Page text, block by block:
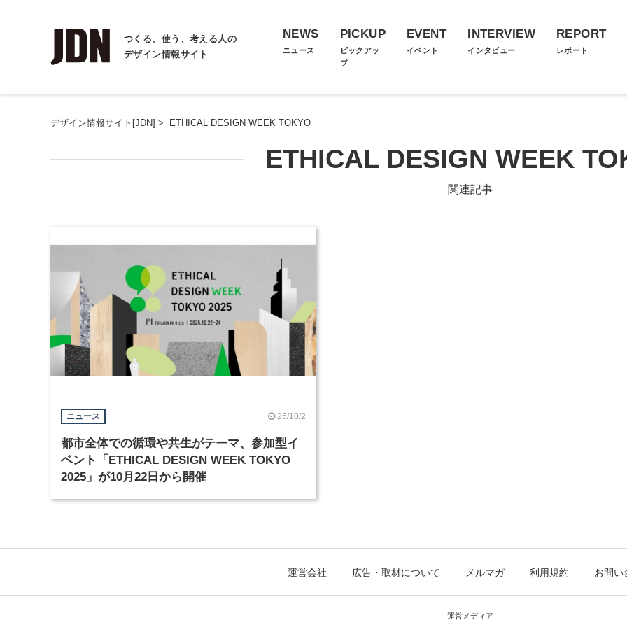
つくる、使う、考える人の
デザイン情報サイト
NEWS
ニュース
PICKUP
ピックアッ
プ
EVENT
イベント
INTERVIEW
インタビュー
REPORT
レポート
デザイン情報サイト[JDN] > ETHICAL DESIGN WEEK TOKYO
ETHICAL DESIGN WEEK
関連記事
ニュース 25/10/2
都市全体での循環や共生がテーマ、参加型イ
ベント「ETHICAL DESIGN WEEK TOKYO
2025」が10月22日から開催
運営会社 広告・取材について メルマガ 利用規約 お問い
運営メディア